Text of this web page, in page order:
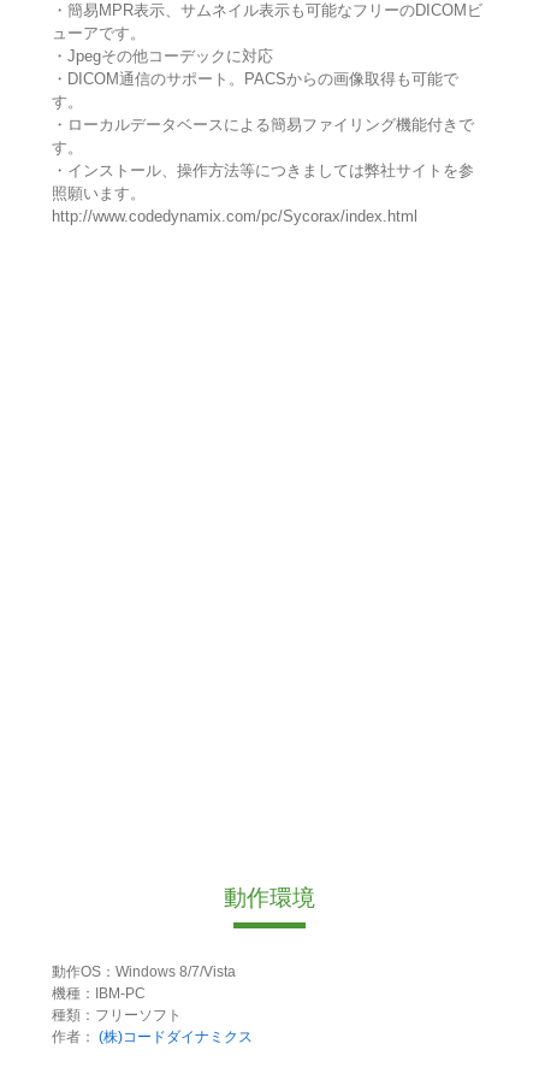
・簡易MPR表示、サムネイル表示も可能なフリーのDICOMビ
ューアです。
・Jpegその他コーデックに対応
・DICOM通信のサポート。PACSからの画像取得も可能で
す。
・ローカルデータベースによる簡易ファイリング機能付きで
す。
・インストール、操作方法等につきましては弊社サイトを参
照願います。
http://www.codedynamix.com/pc/Sycorax/index.html
動作環境
動作OS：Windows 8/7/Vista
機種：IBM-PC
種類：フリーソフト
作者： (株)コードダイナミクス